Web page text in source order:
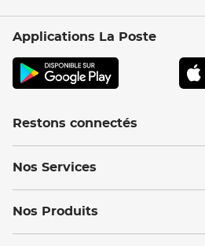
Applications La Poste
Restons connectés
Nos Services
Nos Produits